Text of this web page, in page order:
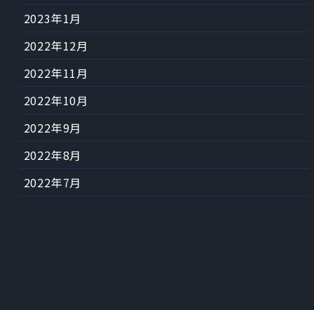
2023年1月
2022年12月
2022年11月
2022年10月
2022年9月
2022年8月
2022年7月